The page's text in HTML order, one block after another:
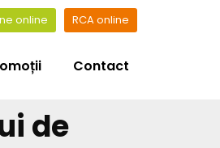
online RCA online
Contact
de